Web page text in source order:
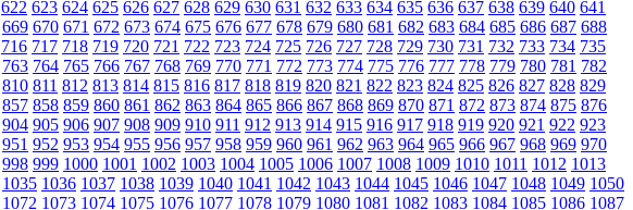
622 623 624 625 626 627 628 629 630 631 632 633 634 635 636 637 638 639 640 641
669 670 671 672 673 674 675 676 677 678 679 680 681 682 683 684 685 686 687 688
716 717 718 719 720 721 722 723 724 725 726 727 728 729 730 731 732 733 734 735
763 764 765 766 767 768 769 770 771 772 773 774 775 776 777 778 779 780 781 782
810 811 812 813 814 815 816 817 818 819 820 821 822 823 824 825 826 827 828 829
857 858 859 860 861 862 863 864 865 866 867 868 869 870 871 872 873 874 875 876
904 905 906 907 908 909 910 911 912 913 914 915 916 917 918 919 920 921 922 923
951 952 953 954 955 956 957 958 959 960 961 962 963 964 965 966 967 968 969 970
998 999 1000 1001 1002 1003 1004 1005 1006 1007 1008 1009 1010 1011 1012 1013
1035 1036 1037 1038 1039 1040 1041 1042 1043 1044 1045 1046 1047 1048 1049 1050
1072 1073 1074 1075 1076 1077 1078 1079 1080 1081 1082 1083 1084 1085 1086 1087